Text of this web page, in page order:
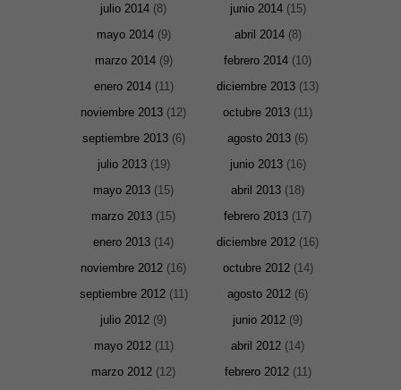
julio 2014 (8) junio 2014(15)
mayo 2014(9) abril 2014(8)
marzo 2014(9) febrero 2014 (10)
enero 2014(11) diciembre 2013 (13)
noviembre 2013 (12) octubre 2013 (11)
septiembre 2013(6) agosto 2013 (6)
julio 2013(19) junio 2013(16)
mayo 2013 (15) abril 2013 (18)
marzo 2013 (15) febrero 2013 (17)
enero 2013 (14) diciembre 2012 (16)
noviembre 2012 (16) octubre 2012(14)
septiembre 2012(11) agosto 2012 (6)
julio 2012 (9) junio 2012 (9)
mayo 2012(11) abril 2012 (14)
marzo 2012 (12) febrero 2012(11)
mientras visitas
aumentas la
ver contenido y
personalizados.